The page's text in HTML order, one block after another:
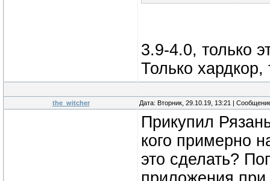
3.9-4.0, только
Только хардкор,
the_witcher Дата: Вторник, 29.10.19, 13:21 |
Прикупил
кого примерно
это сделать?